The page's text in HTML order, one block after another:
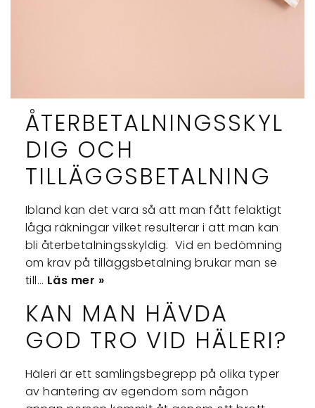
ÅTERBETALNINGSSKYL
DIG OCH
TILLÄGGSBETALNING
Ibland kan det vara så att man fått felaktigt
låga räkningar vilket resulterar i att man kan
bli återbetalningsskyldig. Vid en bedömning
om krav på tilläggsbetalning brukar man se
till… Läs mer »
KAN MAN HÄVDA
GOD TRO VID HÄLERI?
Häleri är ett samlingsbegrepp på olika typer
av hantering av egendom som någon